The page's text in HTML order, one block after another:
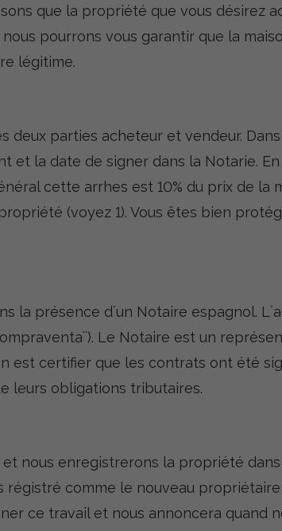
que la propriété que vous désirez
pourrons vous garantir que la
légitime.
deux parties acheteur et vendeur.
et la date de signer dans la Notarie.
cette arrhes est 10% du prix de la
(voyez 1). Vous êtes bien
la présence d´un Notaire espagnol.
Le Notaire est un
est certifier que les contrats ont été
leurs obligations tributaires.
nous enregistrerons la propriété
régistré comme le nouveau
ce travail et nous annoncera quand